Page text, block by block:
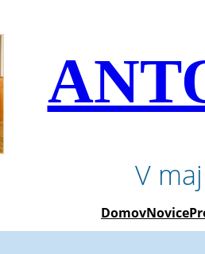
V
DomovNovice